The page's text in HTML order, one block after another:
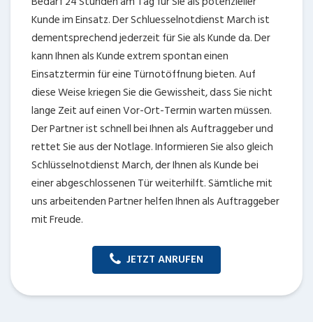
Kunde im Einsatz. Der Schluesselnotdienst March ist
dementsprechend jederzeit für Sie als Kunde da. Der
kann Ihnen als Kunde extrem spontan einen
Einsatztermin für eine Türnotöffnung bieten. Auf
diese Weise kriegen Sie die Gewissheit, dass Sie nicht
lange Zeit auf einen Vor-Ort-Termin warten müssen.
Der Partner ist schnell bei Ihnen als Auftraggeber und
rettet Sie aus der Notlage. Informieren Sie also gleich
Schlüsselnotdienst March, der Ihnen als Kunde bei
einer abgeschlossenen Tür weiterhilft. Sämtliche mit
uns arbeitenden Partner helfen Ihnen als Auftraggeber
mit Freude.
JETZT ANRUFEN